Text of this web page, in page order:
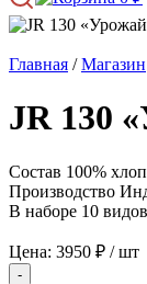
Главная /Магазин
JR 130
Состав 100%
Производство
В наборе 10
Цена: 3950 ₽ / шт
-